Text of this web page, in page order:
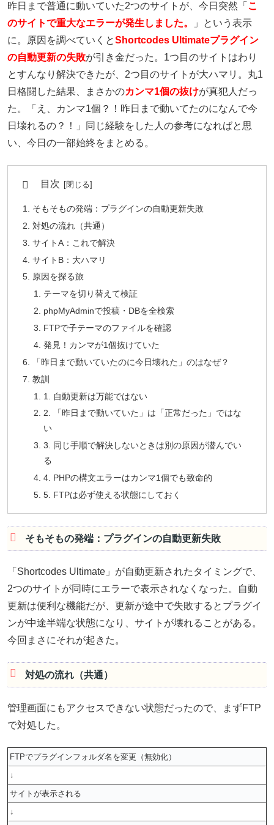
昨日まで普通に動いていた2つのサイトが、今日突然「 こ
のサイトで重大なエラーが発生しました。
」という表示
に。原因を調べていくとShortcodes Ultimateプラグイン
の自動更新の失敗が引き金だった。1つ目のサイトはわり
とすんなり解決できたが、2つ目のサイトが大ハマリ。丸1
日格闘した結果、まさかのカンマ1個の抜けが真犯人だっ
た。「え、カンマ1個？！昨日まで動いてたのになんで今
日壊れるの？！」同じ経験をした人の参考になればと思
い、今日の一部始終をまとめる。
目次
そもそもの発端：プラグインの自動更新失敗
対処の流れ（共通）
サイトA：これで解決
サイトB：大ハマリ
原因を探る旅
テーマを切り替えて検証
phpMyAdminで投稿・DBを全検索
FTPで子テーマのファイルを確認
発見！カンマが1個抜けていた
「昨日まで動いていたのに今日壊れた」のはなぜ？
教訓
1. 自動更新は万能ではない
2. 「昨日まで動いていた」は「正常だった」ではな
い
3. 同じ手順で解決しないときは別の原因が潜んでい
る
4. PHPの構文エラーはカンマ1個でも致命的
5. FTPは必ず使える状態にしておく
そもそもの発端：プラグインの自動更新失敗
「Shortcodes Ultimate」が自動更新されたタイミングで、
2つのサイトが同時にエラーで表示されなくなった。自動
更新は便利な機能だが、更新が途中で失敗するとプラグイ
ンが中途半端な状態になり、サイトが壊れることがある。
今回まさにそれが起きた。
対処の流れ（共通）
管理画面にもアクセスできない状態だったので、まずFTP
で対処した。
FTPでプラグインフォルダ名を変更（無効化）
↓
サイトが表示される
↓